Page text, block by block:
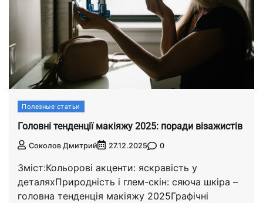
Полезные статьи
Головні тенденції макіяжу 2025: поради візажистів
Соколов Дмитрий 27.12.2025 0
Зміст:Кольорові акценти: яскравість у
деталяхПриродність і глем-скін: сяюча шкіра –
головна тенденція макіяжу 2025Графічні